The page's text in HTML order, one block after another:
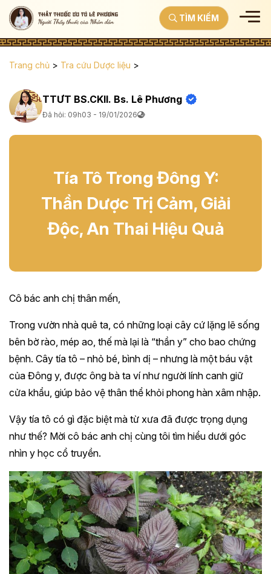
TÌM KIẾM
Trang chủ > Tra cứu Dược liệu >
TTƯT BS.CKII. Bs. Lê Phương
Đã hỏi: 09h03 - 19/01/2026
Tía Tô Trong Đông Y:
Thần Dược Trị Cảm, Giải
Độc, An Thai Hiệu Quả
Cô bác anh chị thân mến,
Trong vườn nhà quê ta, có những loại cây cứ lặng lẽ sống
bên bờ rào, mép ao, thế mà lại là “thần y” cho bao chứng
bệnh. Cây tía tô – nhỏ bé, bình dị – nhưng là một báu vật
của Đông y, được ông bà ta ví như người lính canh giữ
cửa khẩu, giúp bảo vệ thân thể khỏi phong hàn xâm nhập.
Vậy tía tô có gì đặc biệt mà từ xưa đã được trọng dụng
như thế? Mời cô bác anh chị cùng tôi tìm hiểu dưới góc
nhìn y học cổ truyền.